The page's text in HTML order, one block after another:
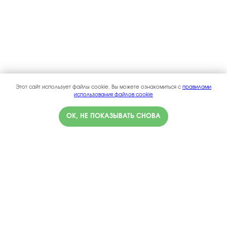
Этот сайт использует файлы cookie. Вы можете ознакомиться с правилами
использования файлов cookie
ОК, НЕ ПОКАЗЫВАТЬ СНОВА